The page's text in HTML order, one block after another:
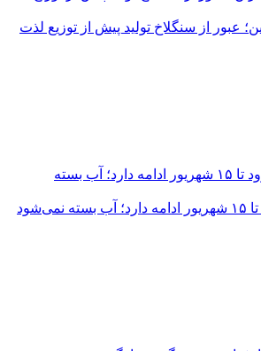
عبور از سنگلاخ تولید پیش از توزیع لذت